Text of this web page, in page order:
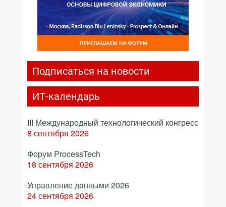
Подписаться на новости
ИТ-календарь
III Международный технологический конгресс
8 сентября 2026
Форум ProcessTech
18 сентября 2026
Управление данными 2026
24 сентября 2026